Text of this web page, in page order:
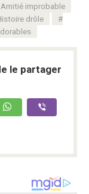
Amitié improbable
drôle
le partager